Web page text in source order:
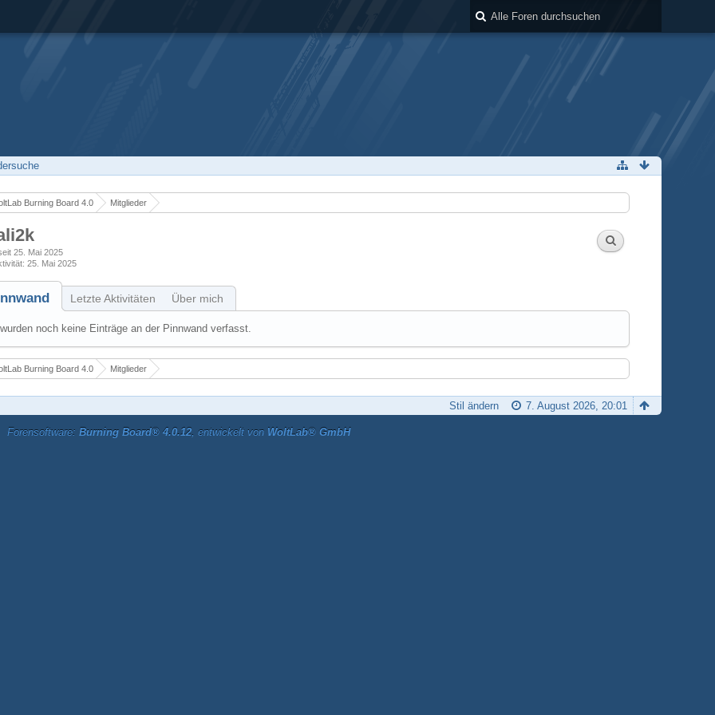
Burning Board 4.0 Mitglieder
25. Mai 2025
25. Mai 2025
Letzte Aktivitäten Über mich
noch keine Einträge an der Pinnwand verfasst.
Burning Board 4.0 Mitglieder
7. August 2026, 20:01
Stil ändern
Forensoftware: Burning Board® 4.0.12, entwickelt von WoltLab® GmbH